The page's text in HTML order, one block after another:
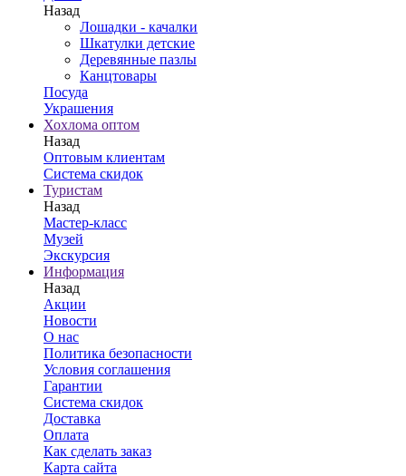
Назад
Лошадки - качалки
Шкатулки детские
Деревянные пазлы
Канцтовары
Посуда
Украшения
Хохлома оптом
Назад
Оптовым клиентам
Система скидок
Туристам
Назад
Мастер-класс
Музей
Экскурсия
Информация
Назад
Акции
Новости
О нас
Политика безопасности
Условия соглашения
Гарантии
Система скидок
Доставка
Оплата
Как сделать заказ
Карта сайта